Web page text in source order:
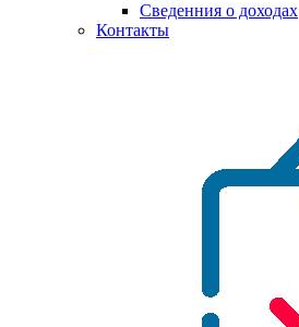
Сведенния о доходах
Контакты